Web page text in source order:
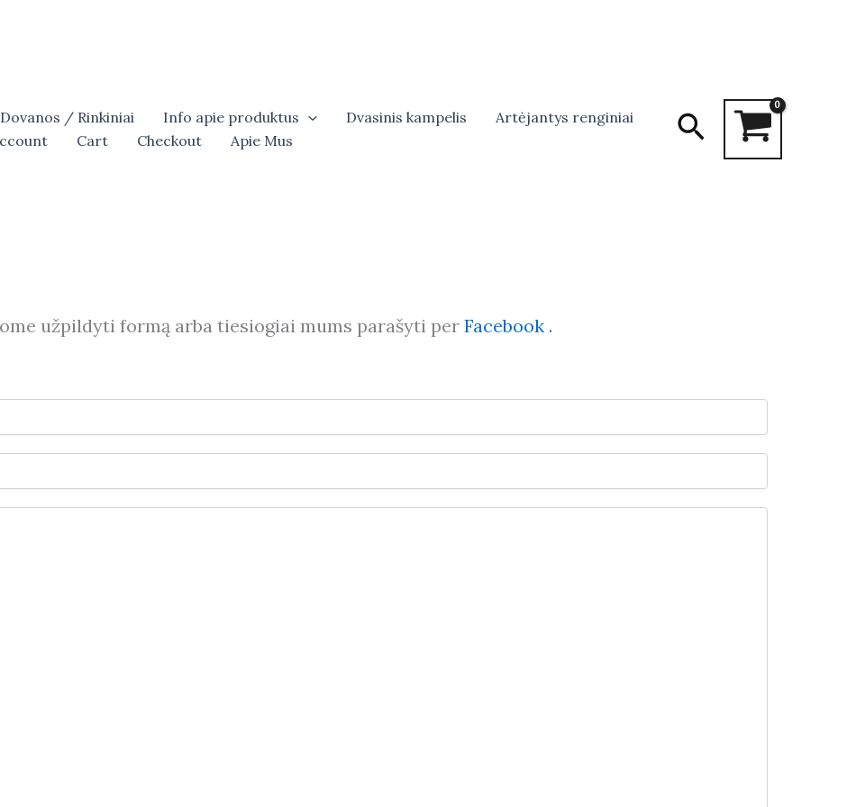
Dovanos / Rinkiniai Info apie produktus Dvasinis kampelis
Artėjantys renginiai
Cart Checkout Apie Mus Search
užpildyti formą arba tiesiogiai mums parašyti per Facebook .